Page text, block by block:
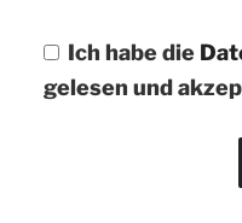
Ich habe die
gelesen und